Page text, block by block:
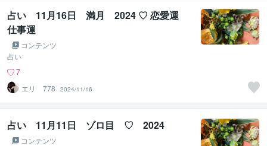
占い 11月16日 満月 2024 ♡ 恋愛運
仕事運
コンテンツ
占い
7
エリ 778
2024/11/16
占い 11月11日 ゾロ目 ♡ 2024
コンテンツ